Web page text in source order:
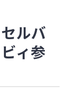
ルバ
ィ参